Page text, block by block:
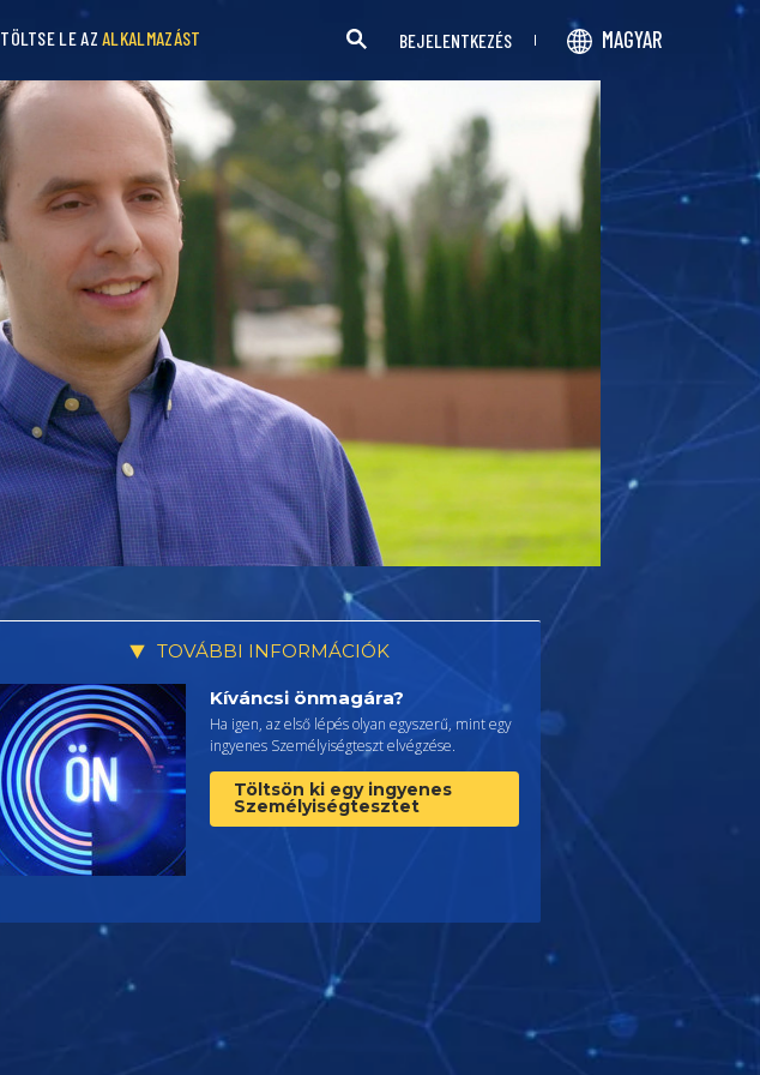
TÖLTSE LE AZALKALMAZÁST BEJELENTKEZÉS MAGYAR
TOVÁBBI INFORMÁCIÓK
Kíváncsi önmagára?
Ha igen, az első lépés olyan egyszerű, mint egy
ingyenes Személyiségteszt elvégzése.
Töltsön ki egy ingyenes
Személyiségtesztet